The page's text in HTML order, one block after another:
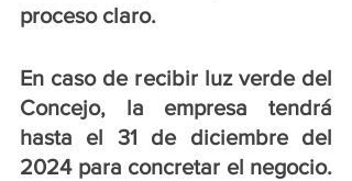
proceso claro.
En caso de recibir luz verde del
Concejo, la empresa tendrá
hasta el 31 de diciembre del
2024 para concretar el negocio.